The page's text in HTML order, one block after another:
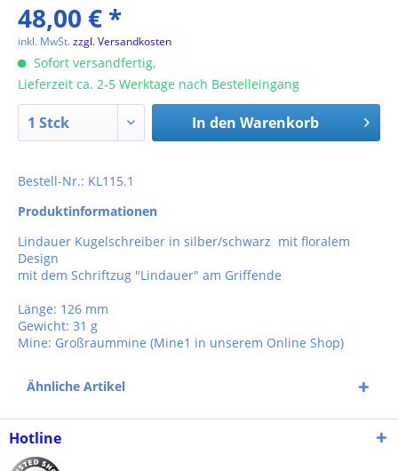
48,00 € *
inkl. MwSt.zzgl. Versandkosten
Sofort versandfertig,
Lieferzeit ca. 2-5 Werktage nach Bestelleingang
In den Warenkorb
Bestell-Nr.: KL115.1
Produktinformationen
Lindauer Kugelschreiber in silber/schwarz mit floralem
Design
mit dem Schriftzug "Lindauer" am Griffende
Länge: 126 mm
Gewicht: 31 g
Mine: Großraummine (Mine1 in unserem Online Shop)
Ähnliche Artikel
Hotline